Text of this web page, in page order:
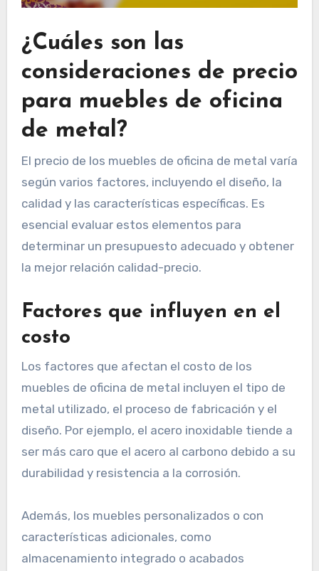
¿Cuáles son las
consideraciones de precio
para muebles de oficina
de metal?
El precio de los muebles de oficina de metal varía
según varios factores, incluyendo el diseño, la
calidad y las características específicas. Es
esencial evaluar estos elementos para
determinar un presupuesto adecuado y obtener
la mejor relación calidad-precio.
Factores que influyen en el
costo
Los factores que afectan el costo de los
muebles de oficina de metal incluyen el tipo de
metal utilizado, el proceso de fabricación y el
diseño. Por ejemplo, el acero inoxidable tiende a
ser más caro que el acero al carbono debido a su
durabilidad y resistencia a la corrosión.
Además, los muebles personalizados o con
características adicionales, como
almacenamiento integrado o acabados